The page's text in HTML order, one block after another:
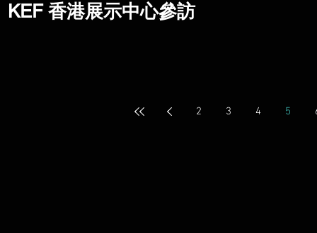
KEF 香港展示中心參訪
2 3 4 5